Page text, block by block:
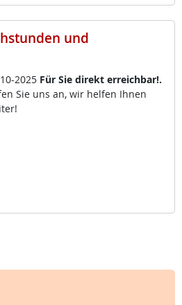
und
2025 Für Sie di­rekt er­reich­bar!.
Sie uns an, wir hel­fen Ih­nen